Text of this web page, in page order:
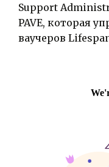
Support
PAVE, которая
ваучеров